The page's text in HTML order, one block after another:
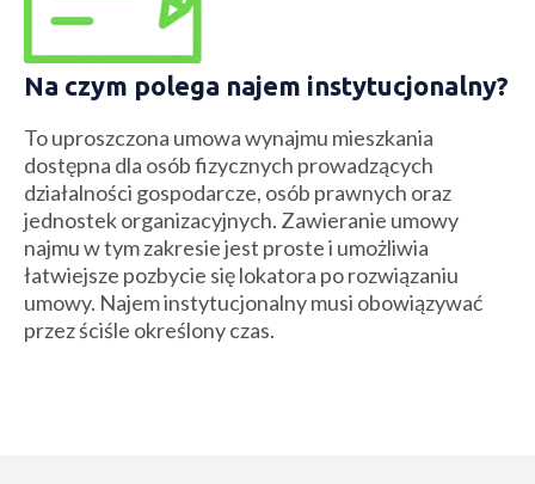
Na czym polega najem instytucjonalny?
To uproszczona umowa wynajmu mieszkania
dostępna dla osób fizycznych prowadzących
działalności gospodarcze, osób prawnych oraz
jednostek organizacyjnych. Zawieranie umowy
najmu w tym zakresie jest proste i umożliwia
łatwiejsze pozbycie się lokatora po rozwiązaniu
umowy. Najem instytucjonalny musi obowiązywać
przez ściśle określony czas.